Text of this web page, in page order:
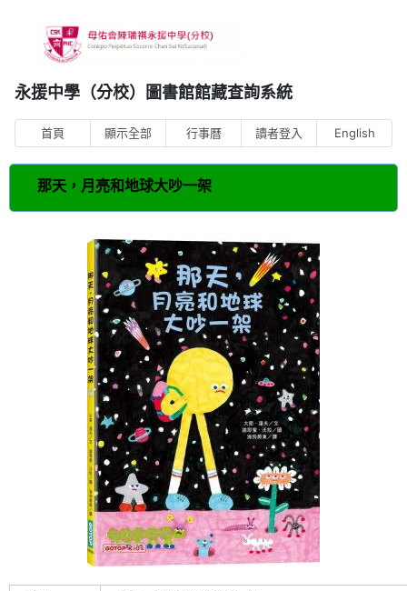
永援中學（分校）圖書館館藏查詢系統
首頁 顯示全部 行事曆 讀者登入 English
那天，月亮和地球大吵一架